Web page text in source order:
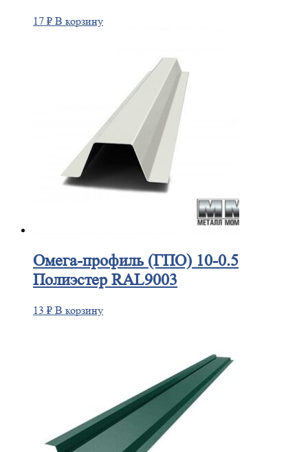
17 ₽ В корзину
Омега-профиль(ГПО) 10-0.5
Полиэстер RAL9003
13 ₽ В корзину